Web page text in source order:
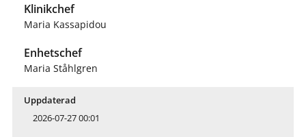
Klinikchef
Maria Kassapidou
Enhetschef
Maria Ståhlgren
Uppdaterad
2026-07-27 00:01